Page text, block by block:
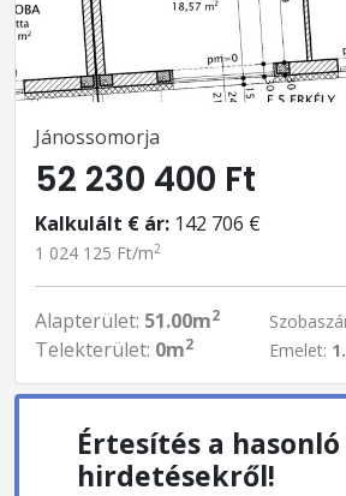
Jánossomorja
52 230 400 Ft
Kalkulált € ár: 142 706 €
1 024 125 Ft/m2
Alapterület: 51.00m2
Telekterület: 0m2
Emelet: 1.
Értesítés a
hirdetésekről!